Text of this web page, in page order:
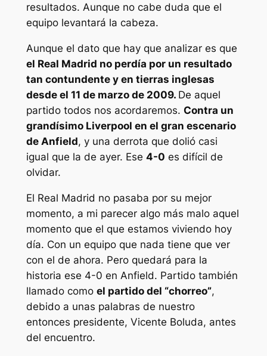
resultados. Aunque no cabe duda que el
equipo levantará la cabeza.
Aunque el dato que hay que analizar es que
el Real Madrid no perdía por un resultado
tan contundente y en tierras inglesas
desde el 11 de marzo de 2009. De aquel
partido todos nos acordaremos. Contra un
grandísimo Liverpool en el gran escenario
de Anfield, y una derrota que dolió casi
igual que la de ayer. Ese 4-0 es difícil de
olvidar.
El Real Madrid no pasaba por su mejor
momento, a mi parecer algo más malo aquel
momento que el que estamos viviendo hoy
día. Con un equipo que nada tiene que ver
con el de ahora. Pero quedará para la
historia ese 4-0 en Anfield. Partido también
llamado como el partido del “chorreo”,
debido a unas palabras de nuestro
entonces presidente, Vicente Boluda, antes
del encuentro.